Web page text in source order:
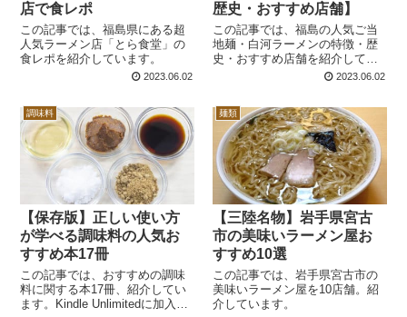
店で食レポ
この記事では、福島県にある超
人気ラーメン店「とら食堂」の
食レポを紹介しています。
2023.06.02
歴史・おすすめ店舗】
この記事では、福島の人気ご当
地麺・白河ラーメンの特徴・歴
史・おすすめ店舗を紹介してい
ます。ぜひ、店選びの参考にし
2023.06.02
調味料
【保存版】正しい使い方
が学べる調味料の人気お
すすめ本17冊
この記事では、おすすめの調味
料に関する本17冊、紹介してい
ます。Kindle Unlimitedに加入し
麺類
【三陸名物】岩手県宮古
市の美味いラーメン屋お
すすめ10選
この記事では、岩手県宮古市の
美味いラーメン屋を10店舗。紹
介しています。